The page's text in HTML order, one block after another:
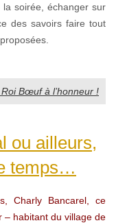
soirée, échanger sur
des savoirs faire tout
Bœuf à l’honneur !
ou ailleurs,
temps…
Charly Bancarel, ce
– habitant du village de